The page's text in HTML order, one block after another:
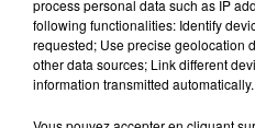
Tour » a lieu ce
rencontre
au stade Gilbert
process personal data such as IP
following functionalities: Identify
requested; Use precise geolocation
other data sources; Link different
information transmitted automatically.